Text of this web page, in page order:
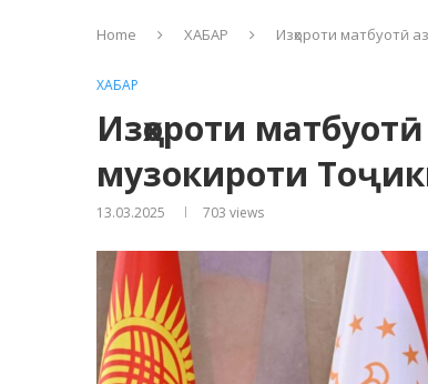
Home ХАБАР Изҳороти матбуотӣ
ХАБАР
Изҳороти
музокироти
13.03.2025 703 views